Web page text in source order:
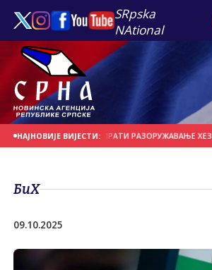
SRpska
NAtional
НАЈНОВИЈЕ ВИЈЕСТИ:
БИ МОГЛЕ НАДЗИРАТИ РАЗОРУЖАВАЊЕ ХЕЗБОЛАХА
БиХ
09.10.2025